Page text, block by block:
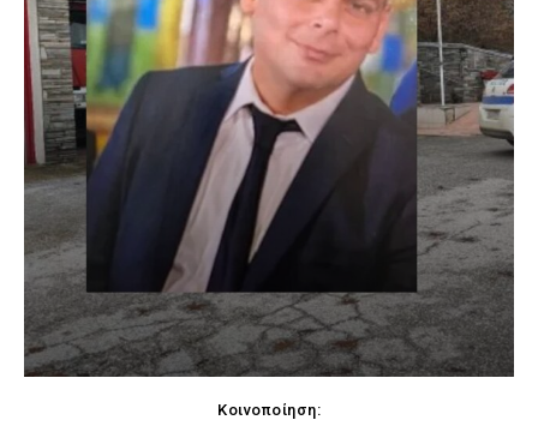
Κοινοποίηση: